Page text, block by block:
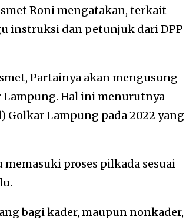
Roni mengatakan, terkait
instruksi dan petunjuk dari DPP
Partainya akan mengusung
Hal ini menurutnya
Golkar Lampung pada 2022 yang
proses pilkada sesuai
bagi kader, maupun nonkader,